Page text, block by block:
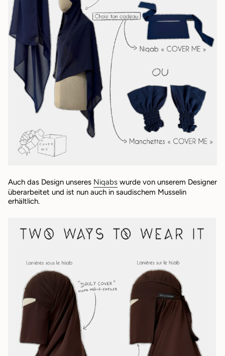
Auch das Design unseres Niqabs wurde von unserem Designer
überarbeitet und ist nun auch in saudischem Musselin
erhältlich.